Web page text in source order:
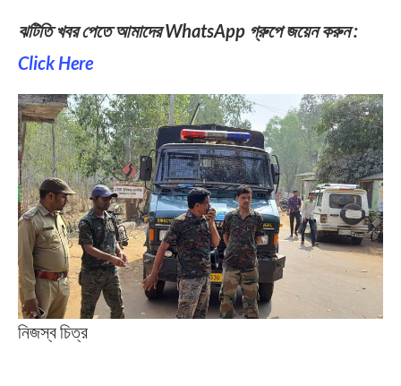
ঝটিতি খবর পেতে আমাদের WhatsApp গ্রুপে জয়েন করুন :
Click Here
নিজস্ব চিত্র